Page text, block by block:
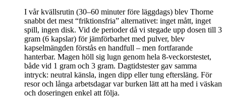
I vår kvällsrutin (30–60 minuter före läggdags) blev Thorne
snabbt det mest “friktionsfria” alternativet: inget mått, inget
spill, ingen disk. Vid de perioder då vi stegade upp dosen till 3
gram (6 kapslar) för jämförbarhet med pulver, blev
kapselmängden förstås en handfull – men fortfarande
hanterbar. Magen höll sig lugn genom hela 8‑veckorstestet,
både vid 1 gram och 3 gram. Dagtidstester gav samma
intryck: neutral känsla, ingen dipp eller tung eftersläng. För
resor och långa arbetsdagar var burken lätt att ha med i väskan
och doseringen enkel att följa.